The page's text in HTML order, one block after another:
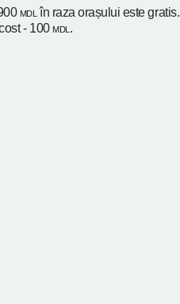
MDL în raza orașului este gratis.
- 100 MDL .